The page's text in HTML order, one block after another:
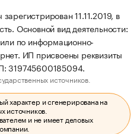
11.11.2019, в
Основной вид деятельности:
по информационно-
ИП присвоены реквизиты
319745600185094.
источников.
характер и сгенерирована на
источников.
и не имеет деловых